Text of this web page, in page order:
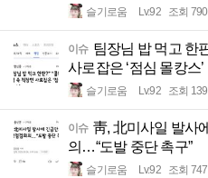
슬기로움 Lv.92 조회 790
이슈 팀장님 밥 먹고 한
사로잡은 ‘점심 몰캉스’
슬기로움 Lv.92 조회
이슈 靑, 北미사일 발사
의…“도발 중단 촉구”
슬기로움 Lv.92 조회 747